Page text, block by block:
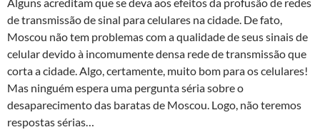
Alguns acreditam que se deva aos efeitos da profusão de redes
de transmissão de sinal para celulares na cidade. De fato,
Moscou não tem problemas com a qualidade de seus sinais de
celular devido à incomumente densa rede de transmissão que
corta a cidade. Algo, certamente, muito bom para os celulares!
Mas ninguém espera uma pergunta séria sobre o
desaparecimento das baratas de Moscou. Logo, não teremos
respostas sérias…